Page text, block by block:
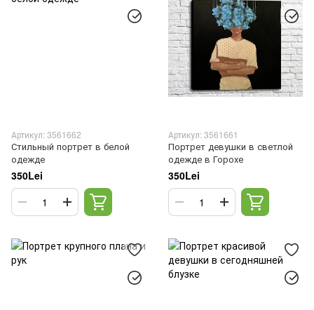
Артикул: 3561662
Стильный портрет в белой
одежде
350Lei
Артикул: 3561661
Портрет девушки в светлой
одежде в Горохе
350Lei